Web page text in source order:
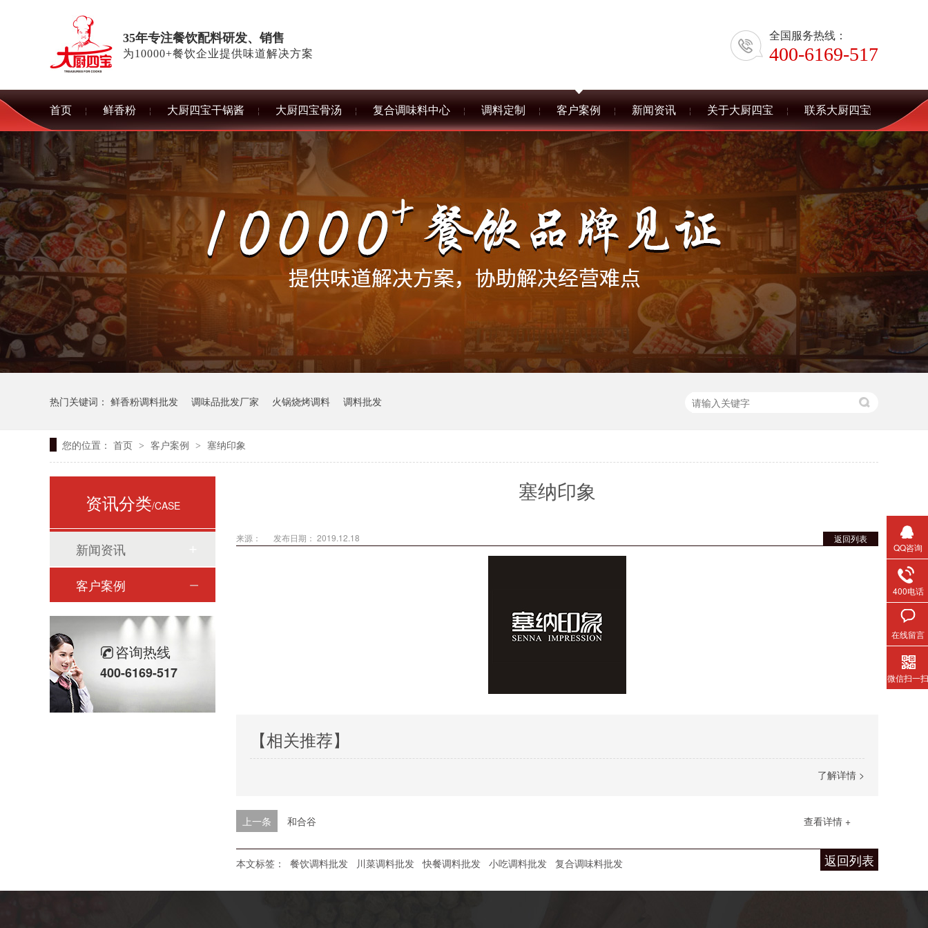
35年专注餐饮配料研发、销售
为10000+餐饮企业提供味道解决方案
全国服务热线：
400-6169-517
首页 鲜香粉 大厨四宝干锅酱 大厨四宝骨汤 复合调味料中心 调料定制 客户案例 新闻资讯 关于大厨四宝 联系大厨四宝
热门关键词： 鲜香粉调料批发 调味品批发厂家 火锅烧烤调料 调料批发
您的位置： 首页 > 客户案例 > 塞纳印象
塞纳印象
返回列表
来源： 发布日期： 2019.12.18
【相关推荐】
了解详情 >
查看详情 +
上一条 和合谷
返回列表
本文标签： 餐饮调料批发 川菜调料批发 快餐调料批发 小吃调料批发 复合调味料批发
资讯分类/CASE
新闻资讯
客户案例
咨询热线
400-6169-517
QQ咨询
400电话
在线留言
微信扫一扫